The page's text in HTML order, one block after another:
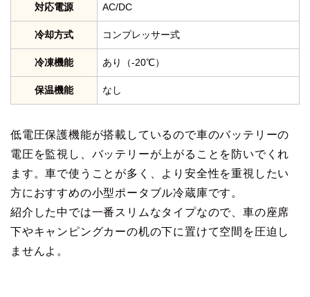
対応電源 AC/DC
冷却方式 コンプレッサー式
冷凍機能 あり（-20℃）
保温機能 なし
低電圧保護機能が搭載しているので車のバッテリーの
電圧を監視し、バッテリーが上がることを防いでくれ
ます。車で使うことが多く、より安全性を重視したい
方におすすめの小型ポータブル冷蔵庫です。
紹介した中では一番スリムなタイプなので、車の座席
下やキャンピングカーの机の下に置けて空間を圧迫し
ませんよ。